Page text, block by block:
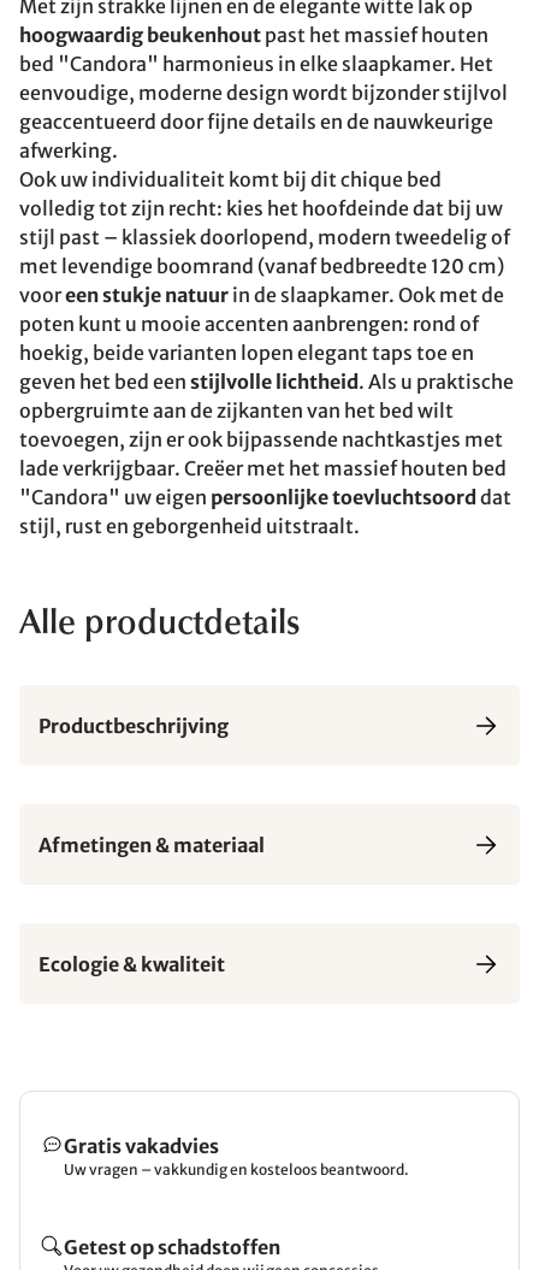
Met zijn strakke lijnen en de elegante witte lak op
hoogwaardig beukenhout past het massief houten
bed "Candora" harmonieus in elke slaapkamer. Het
eenvoudige, moderne design wordt bijzonder stijlvol
geaccentueerd door fijne details en de nauwkeurige
afwerking.
Ook uw individualiteit komt bij dit chique bed
volledig tot zijn recht: kies het hoofdeinde dat bij uw
stijl past – klassiek doorlopend, modern tweedelig of
met levendige boomrand (vanaf bedbreedte 120 cm)
vooreen stukje natuur in de slaapkamer. Ook met de
poten kunt u mooie accenten aanbrengen: rond of
hoekig, beide varianten lopen elegant taps toe en
geven het bed een stijlvolle lichtheid . Als u praktische
opbergruimte aan de zijkanten van het bed wilt
toevoegen, zijn er ook bijpassende nachtkastjes met
lade verkrijgbaar. Creëer met het massief houten bed
"Candora" uw eigen persoonlijke toevluchtsoord dat
stijl, rust en geborgenheid uitstraalt.
Alle productdetails
Productbeschrijving
Afmetingen & materiaal
Ecologie & kwaliteit
Gratis vakadvies
Uw vragen – vakkundig en kosteloos beantwoord.
Getest op schadstoffen